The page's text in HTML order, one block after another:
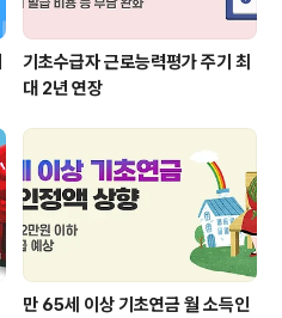
기초수급자 근로능력평가 주기 최
대 2년 연장
만 65세 이상 기초연금 월 소득인